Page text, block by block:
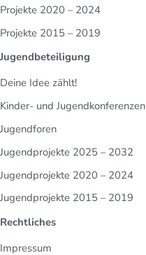
Projekte 2020 – 2024
Projekte 2015 – 2019
Jugendbeteiligung
Deine Idee zählt!
Kinder- und Jugendkonferenzen
Jugendforen
Jugendprojekte 2025 – 2032
Jugendprojekte 2020 – 2024
Jugendprojekte 2015 – 2019
Rechtliches
Impressum